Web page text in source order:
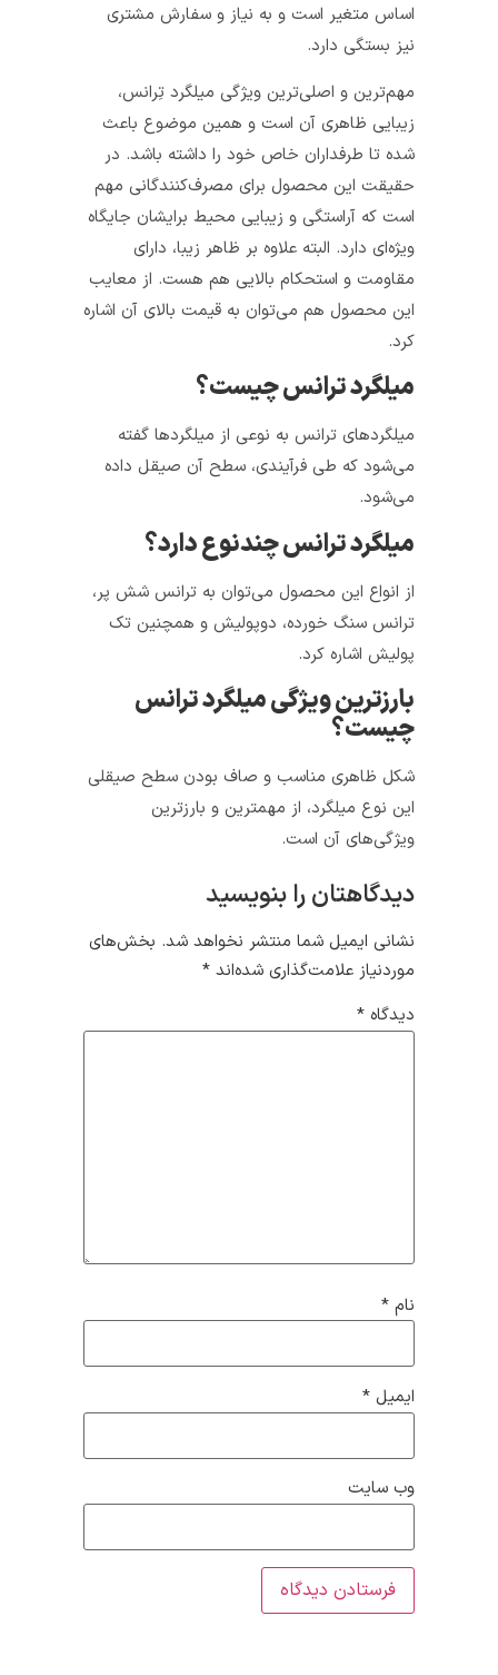
اساس متغیر است و به نیاز و سفارش مشتری‌
نیز بستگی دارد.
مهم‌ترین و اصلی‌ترین ویژگی میلگرد تِرانس،
زیبایی ظاهری آن است و همین موضوع باعث
شده تا طرفداران خاص خود را داشته باشد. در
حقیقت این محصول برای مصرف‌کنندگانی مهم
است که آراستگی و زیبایی محیط برایشان جایگاه
ویژه‌ای دارد. البته علاوه بر ظاهر زیبا، دارای
مقاومت و استحکام بالایی هم هست. از معایب
این محصول هم می‌توان به قیمت بالای آن اشاره
میلگرد ترانس چیست؟
میلگردهای ترانس به نوعی از میلگردها گفته
می‌شود که طی فرآیندی، سطح آن صیقل داده
میلگرد ترانس چندنوع دارد؟
از انواع این محصول می‌توان به ترانس شش پر،
ترانس سنگ خورده، دوپولیش و همچنین تک
پولیش اشاره کرد.
بارزترین ویژگی میلگرد ترانس
چیست؟
شکل ظاهری مناسب و صاف بودن سطح صیقلی
این نوع میلگرد، از مهمترین و بارزترین
ویژگی‌های آن است.
دیدگاهتان را بنویسید
نشانی ایمیل شما منتشر نخواهد شد. بخش‌های
موردنیاز علامت‌گذاری شده‌اند*